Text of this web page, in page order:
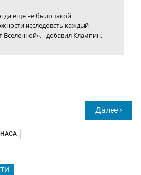
еще не было такой
исследовать каждый
Вселенной», - добавил Клампин.
Далее ›
НАСА